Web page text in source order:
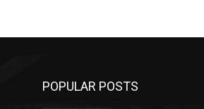
POPULAR POSTS